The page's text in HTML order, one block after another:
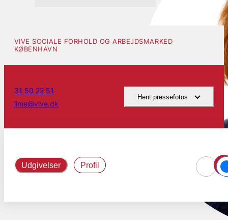
VIVE SOCIALE FORHOLD OG ARBEJDSMARKED
KØBENHAVN
31 50 22 51
jime@vive.dk
Hent pressefotos
Udgivelser Profil